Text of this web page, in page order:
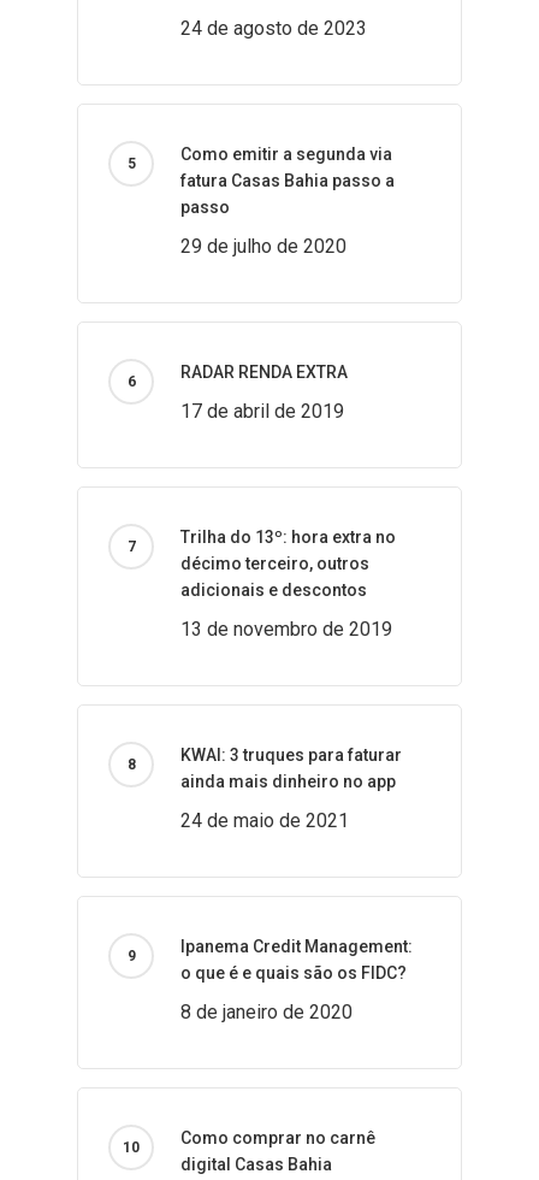
24 de agosto de 2023
Como emitir a segunda via
fatura Casas Bahia passo a
passo
29 de julho de 2020
RADAR RENDA EXTRA
17 de abril de 2019
Trilha do 13º: hora extra no
décimo terceiro, outros
adicionais e descontos
13 de novembro de 2019
KWAI: 3 truques para faturar
ainda mais dinheiro no app
24 de maio de 2021
Ipanema Credit Management:
o que é e quais são os FIDC?
8 de janeiro de 2020
Como comprar no carnê
digital Casas Bahia